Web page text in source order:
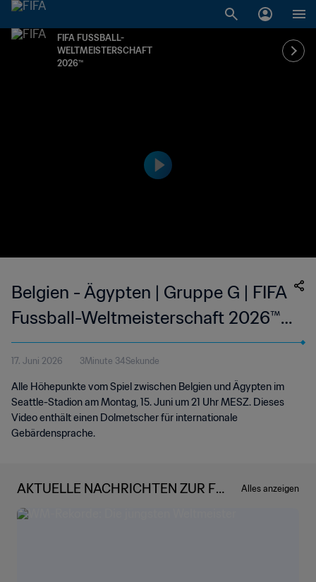
FIFA FUSSBALL-
WELTMEISTERSCHAFT
2026™
Belgien - Ägypten | Gruppe G | FIFA
Fussball-Weltmeisterschaft 2026™ |
Highlights | Internationale
Gebärdensprache (IS)
17. Juni 2026 3Minute 34Sekunde
Alle Höhepunkte vom Spiel zwischen Belgien und Ägypten im
Seattle-Stadion am Montag, 15. Juni um 21 Uhr MESZ. Dieses
Video enthält einen Dolmetscher für internationale
Gebärdensprache.
AKTUELLE NACHRICHTEN ZUR FIF
A FUSSBALL-WELTMEISTERSCHA
FT 2026™
Alles anzeigen